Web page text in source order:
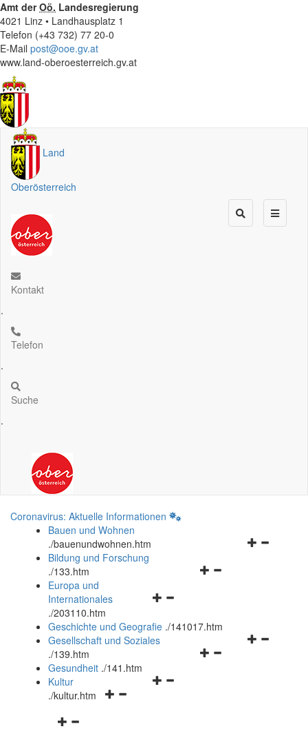
Amt derOö. Landesregierung
4021 Linz • Landhausplatz 1
Telefon (+43 732) 77 20-0
E-Mail post@ooe.gv.at
www.land-oberoesterreich.gv.at
Land
Oberösterreich
Kontakt
.
Telefon
.
Suche
.
Coronavirus: Aktuelle Informationen
Bauen und Wohnen
./bauenundwohnen.htm
Navigationsmenü
Bildung und Forschung
./133.htm
Navigationsmenü
und
schließen
Europa und
Internationales
./203110.htm
Geschichte und Geografie ./141017.htm
Navigationsmenü
Gesellschaft und Soziales
./139.htm
Navigationsmenü
Gesundheit ./141.htm
Navigationsmenü
Kultur
./kultur.htm
Navigationsmenü